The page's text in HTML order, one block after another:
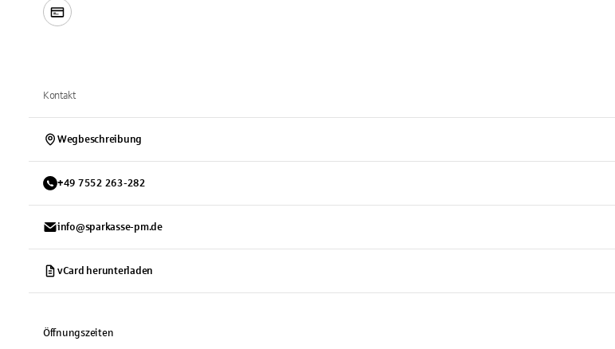
Kontakt
Wegbeschreibung
+49 7552 263-282
info@sparkasse-pm.de
vCard herunterladen
Öffnungszeiten